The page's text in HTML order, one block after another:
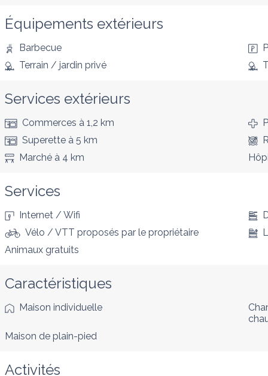
Équipements extérieurs
Barbecue
Terrain / jardin privé
Services extérieurs
Commerces à 1,2 km
Superette à 5 km
Marché à 4 km
Services
Internet / Wifi
Vélo / VTT proposés par le propriétaire
Animaux gratuits
Caractéristiques
Maison individuelle
Maison de plain-pied
Activités